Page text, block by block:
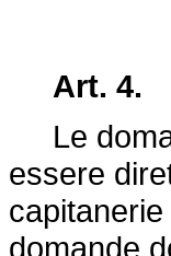
Art. 4.
Le
essere
domande